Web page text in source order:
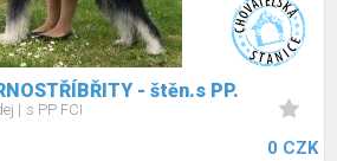
- štěn.s PP.
s PP FCI
0 CZK